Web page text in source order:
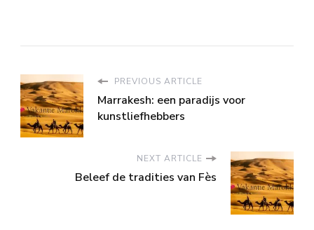
PREVIOUS ARTICLE
Marrakesh: een paradijs voor
kunstliefhebbers
NEXT ARTICLE
Beleef de tradities van Fès